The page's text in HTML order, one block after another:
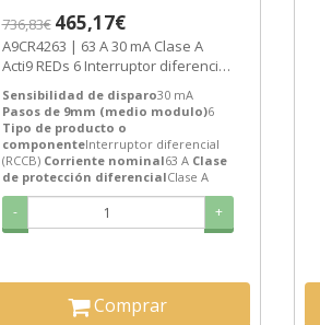
736,83€ 465,17€
A9CR4263 | 63 A 30 mA Clase A
Acti9 REDs 6 Interruptor diferencial
Sensibilidad de disparo30 mA
Pasos de 9mm (medio modulo)6
Tipo de producto o
componenteInterruptor diferencial
(RCCB) Corriente nominal63 A Clase
de protección diferencialClase A
- +
Comprar